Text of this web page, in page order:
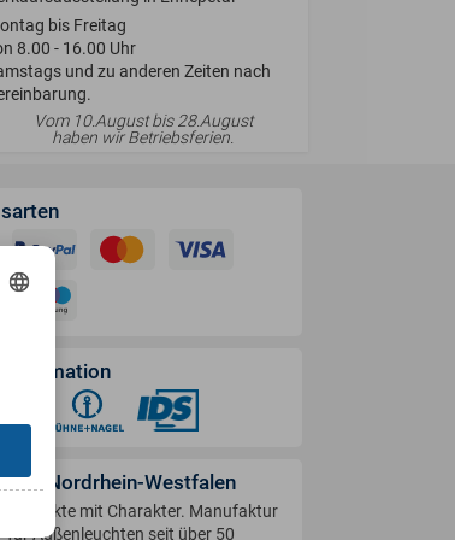
bis Freitag
8.00 - 16.00 Uhr
und zu anderen Zeiten nach
Vom 10.August bis 28.August
haben wir Betriebsferien.
in Nordrhein-Westfalen
Produkte mit Charakter. Manufaktur
für Außenleuchten seit über 50